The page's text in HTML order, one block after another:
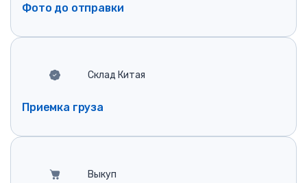
Фото до отправки
Склад Китая
Приемка груза
Выкуп